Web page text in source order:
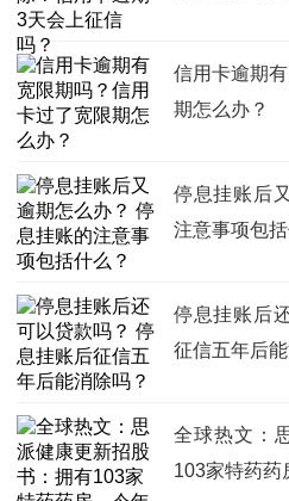
信用卡逾期
期怎么办？
停息挂账后
注意事项包括
停息挂账后
征信五年后
全球热文：
103家特药药